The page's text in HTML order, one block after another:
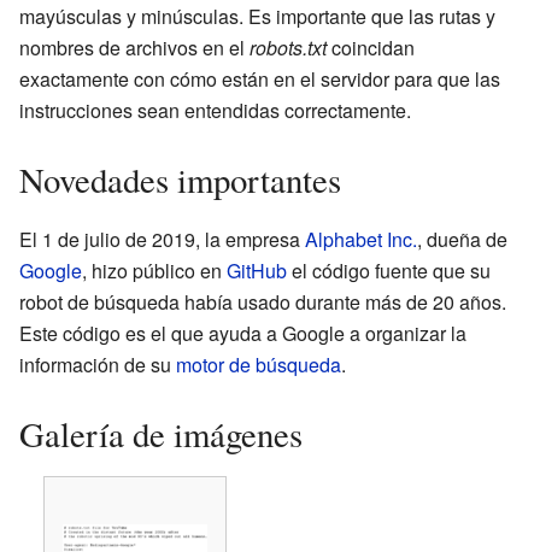
mayúsculas y minúsculas. Es importante que las rutas y
nombres de archivos en el robots.txtcoincidan
exactamente con cómo están en el servidor para que las
instrucciones sean entendidas correctamente.
Novedades importantes
El 1 de julio de 2019, la empresaAlphabet Inc., dueña de
Google, hizo público en GitHubel código fuente que su
robot de búsqueda había usado durante más de 20 años.
Este código es el que ayuda a Google a organizar la
información de su motor de búsqueda.
Galería de imágenes